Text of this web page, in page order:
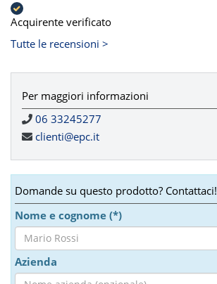
Acquirente verificato
Tutte le recensioni >
Per maggiori informazioni
06 33245277
clienti@epc.it
Domande su questo prodotto? Contattaci!
Nome e cognome (*)
Azienda